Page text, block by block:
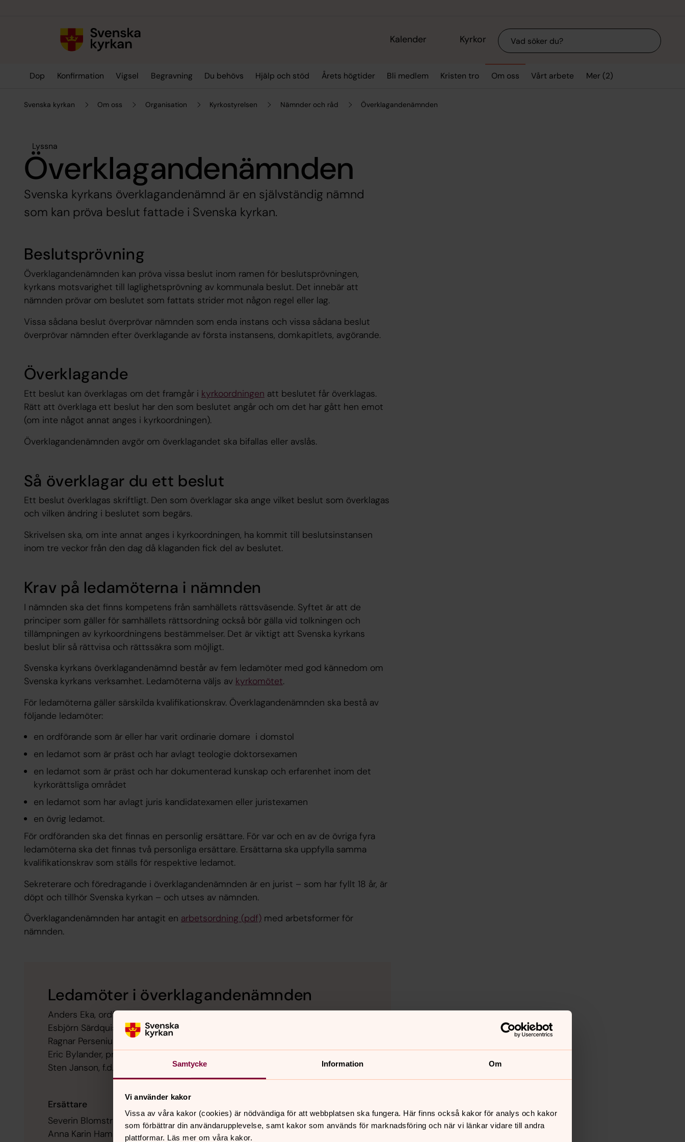
Samtycke Information Om
Vi använder kakor
Vissa av våra kakor (cookies) är nödvändiga för att webbplatsen ska fungera. Här finns också kakor för analys och kakor
som förbättrar din användarupplevelse, samt kakor som används för marknadsföring och när vi länkar vidare till andra
plattformar. Läs mer om våra kakor.
Kalender Kyrkor Sök
Dop Konfirmation Vigsel Begravning Du behövs Hjälp och stöd Årets högtider Bli medlem Kristen tro Om oss Vårt arbete Mer (2)
Svenska kyrkan Om oss Organisation Kyrkostyrelsen Nämnder och råd Överklagandenämnden
Lyssna
Överklagandenämnden
Svenska kyrkans överklagandenämnd är en självständig nämnd
som kan pröva beslut fattade i Svenska kyrkan.
Beslutsprövning
Överklagandenämnden kan pröva vissa beslut inom ramen för beslutsprövningen,
kyrkans motsvarighet till laglighetsprövning av kommunala beslut. Det innebär att
nämnden prövar om beslutet som fattats strider mot någon regel eller lag.
Vissa sådana beslut överprövar nämnden som enda instans och vissa sådana beslut
överprövar nämnden efter överklagande av första instansens, domkapitlets, avgörande.
Överklagande
Ett beslut kan överklagas om det framgår i kyrkoordningen att beslutet får överklagas.
Rätt att överklaga ett beslut har den som beslutet angår och om det har gått hen emot
(om inte något annat anges i kyrkoordningen).
Överklagandenämnden avgör om överklagandet ska bifallas eller avslås.
Så överklagar du ett beslut
Ett beslut överklagas skriftligt. Den som överklagar ska ange vilket beslut som överklagas
och vilken ändring i beslutet som begärs.
Skrivelsen ska, om inte annat anges i kyrkoordningen, ha kommit till beslutsinstansen
inom tre veckorfrån den dag då klaganden fick del av beslutet.
Krav på ledamöterna i nämnden
I nämnden ska det finns kompetens från samhällets rättsväsende. Syftet är att de
principer som gäller för samhällets rättsordning också bör gälla vid tolkningen och
tillämpningen av kyrkoordningens bestämmelser. Det är viktigt att Svenska kyrkans
beslut blir så rättvisa och rättssäkra som möjligt.
Svenska kyrkans överklagandenämnd består av fem ledamöter med god kännedom om
Svenska kyrkans verksamhet. Ledamöterna väljs av kyrkomötet.
För ledamöterna gäller särskilda kvalifikationskrav. Överklagandenämnden ska bestå av
följande ledamöter:
en ordförande som är eller har varit ordinarie domare i domstol
en ledamot som är präst och har avlagt teologie doktorsexamen
en ledamot som är präst och har dokumenterad kunskap och erfarenhet inom det
kyrkorättsliga området
en ledamot som har avlagt juris kandidatexamen eller juristexamen
en övrig ledamot.
För ordföranden ska det finnas en personlig ersättare. För var och en av de övriga fyra
ledamöterna ska det finnas två personliga ersättare. Ersättarna ska uppfylla samma
kvalifikationskrav som ställs för respektive ledamot.
Sekreterare och föredragande i överklagandenämnden är en jurist – som har fyllt 18 år, är
döpt och tillhör Svenska kyrkan – och utses av nämnden.
Överklagandenämnden har antagit en arbetsordning (pdf)med arbetsformer för
nämnden.
Ledamöter i överklagandenämnden
Anders Eka, ordförande, justitieråd
Esbjörn Särdquist, kontraktsprost, teologie doktor
Ragnar Persenius, TD, biskop emer.
Eric Bylander, professor i processrätt
Sten Janson, f.d. förvaltningschef
Ersättare
Severin Blomstrand, vice ordförande, f.d. justitieråd
Anna Karin Hammar, präst, TD